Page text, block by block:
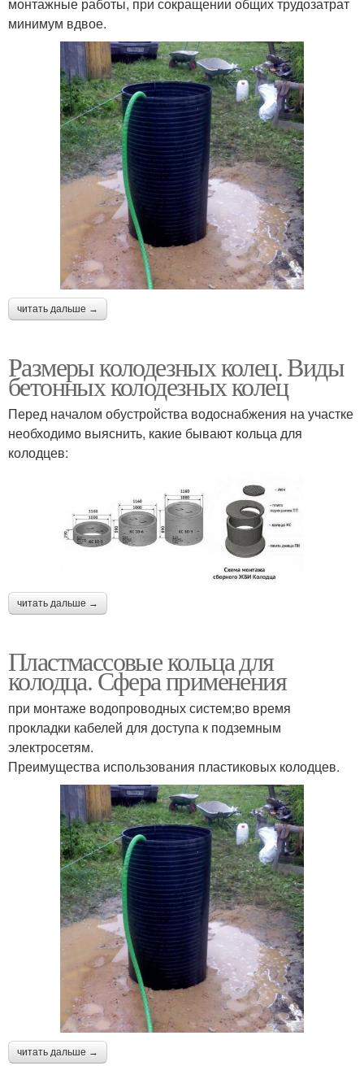
минимум вдвое.
читать дальше →
Размеры колодезных колец. Виды
бетонных колодезных колец
Перед началом обустройства водоснабжения на участке
необходимо выяснить, какие бывают кольца для
колодцев:
читать дальше →
Пластмассовые кольца для
колодца. Сфера применения
при монтаже водопроводных систем;во время
прокладки кабелей для доступа к подземным
электросетям.
Преимущества использования пластиковых колодцев.
читать дальше →